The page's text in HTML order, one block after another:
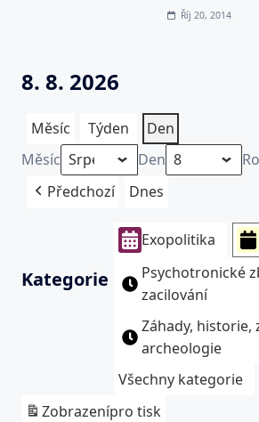
Říj 20, 2014
8. 8. 2026
Měsíc Týden
Den
Měsíc
Den
Předchozí
Dnes
Kategorie
Exopolitika
Psychotronické
zacilování
Záhady, historie,
archeologie
Všechny kategorie
Zobrazenípro tisk